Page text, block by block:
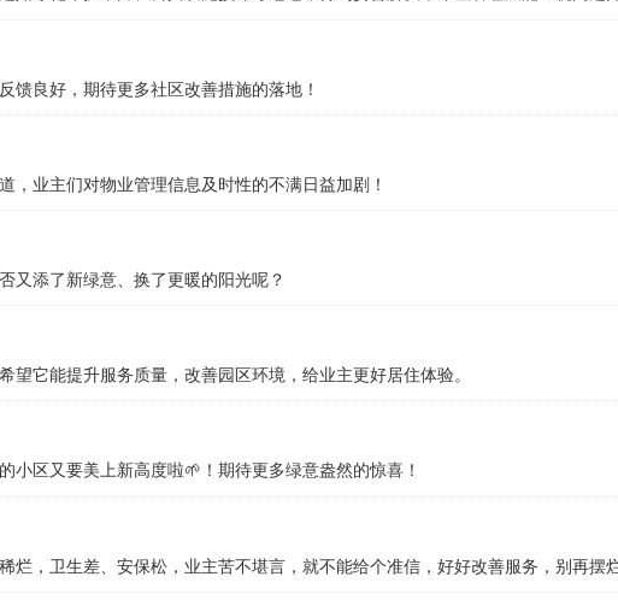
馈良好，期待更多社区改善措施的落地！
业主们对物业管理信息及时性的不满日益加剧！
又添了新绿意、换了更暖的阳光呢？
它能提升服务质量，改善园区环境，给业主更好居住体验。
区又要美上新高度啦🌱！期待更多绿意盎然的惊喜！
烂，卫生差、安保松，业主苦不堪言，就不能给个准信，好好改善服务，别再摆